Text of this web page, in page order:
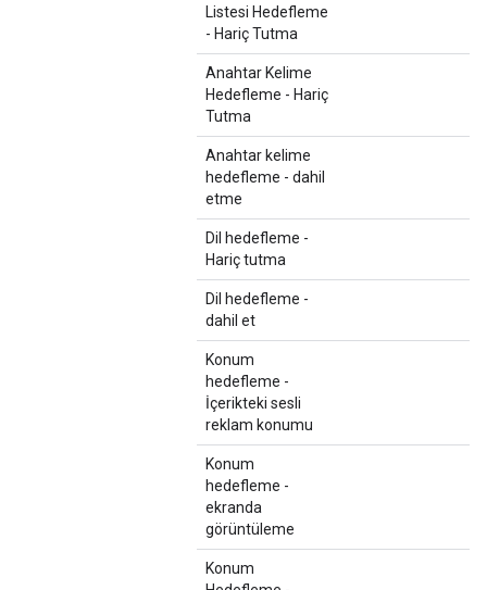
Listesi Hedefleme
- Hariç Tutma
Anahtar Kelime
Hedefleme - Hariç
Tutma
Anahtar kelime
hedefleme - dahil
etme
Dil hedefleme -
Hariç tutma
Dil hedefleme -
dahil et
Konum
hedefleme -
İçerikteki sesli
reklam konumu
Konum
hedefleme -
ekranda
görüntüleme
Konum